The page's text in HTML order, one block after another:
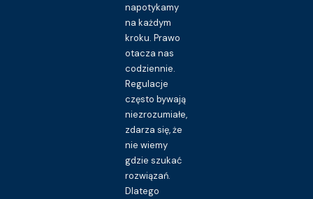
napotykamy
na każdym
kroku. Prawo
otacza nas
codziennie.
Regulacje
często bywają
niezrozumiałe,
zdarza się, że
nie wiemy
gdzie szukać
rozwiązań.
Dlatego